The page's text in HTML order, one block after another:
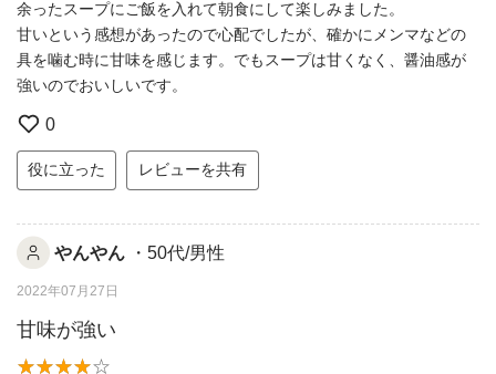
余ったスープにご飯を入れて朝食にして楽しみました。
甘いという感想があったので心配でしたが、確かにメンマなどの
具を噛む時に甘味を感じます。でもスープは甘くなく、醤油感が
強いのでおいしいです。
0
役に立った レビューを共有
やんやん ・50代/男性
2022年07月27日
甘味が強い